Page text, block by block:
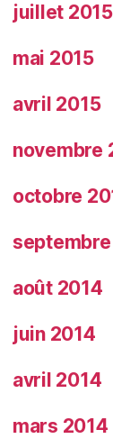
juillet 2015
mai 2015
avril 2015
novembre
octobre
août 2014
juin 2014
avril 2014
mars 2014